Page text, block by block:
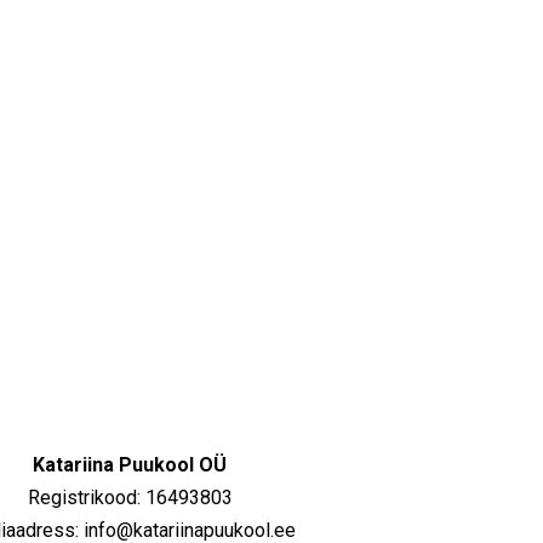
Katariina Puukool OÜ
Registrikood: 16493803
info@katariinapuukool.ee